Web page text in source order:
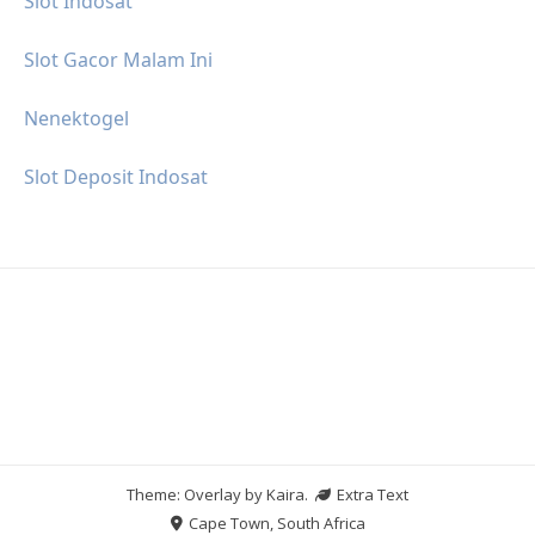
Slot Gacor Malam Ini
Nenektogel
Slot Deposit Indosat
Theme: Overlay byKaira.
Extra Text
Cape Town, South Africa